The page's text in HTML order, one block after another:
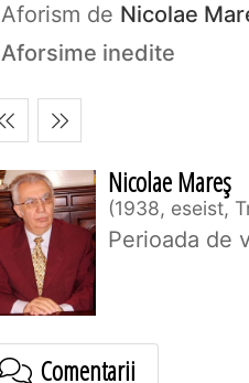
Aforism de Nicolae
Aforsime inedite
Nicolae Mareș
1938, eseist,
Perioada de
Comentarii